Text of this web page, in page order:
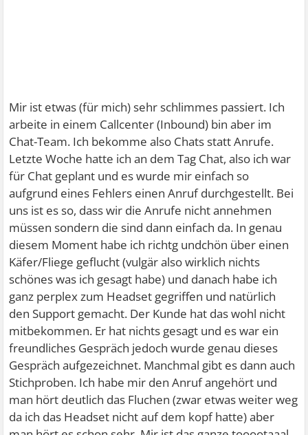
Mir ist etwas (für mich) sehr schlimmes passiert. Ich
arbeite in einem Callcenter (Inbound) bin aber im
Chat-Team. Ich bekomme also Chats statt Anrufe.
Letzte Woche hatte ich an dem Tag Chat, also ich war
für Chat geplant und es wurde mir einfach so
aufgrund eines Fehlers einen Anruf durchgestellt. Bei
uns ist es so, dass wir die Anrufe nicht annehmen
müssen sondern die sind dann einfach da. In genau
diesem Moment habe ich richtg undchön über einen
Käfer/Fliege geflucht (vulgär also wirklich nichts
schönes was ich gesagt habe) und danach habe ich
ganz perplex zum Headset gegriffen und natürlich
den Support gemacht. Der Kunde hat das wohl nicht
mitbekommen. Er hat nichts gesagt und es war ein
freundliches Gespräch jedoch wurde genau dieses
Gespräch aufgezeichnet. Manchmal gibt es dann auch
Stichproben. Ich habe mir den Anruf angehört und
man hört deutlich das Fluchen (zwar etwas weiter weg
da ich das Headset nicht auf dem kopf hatte) aber